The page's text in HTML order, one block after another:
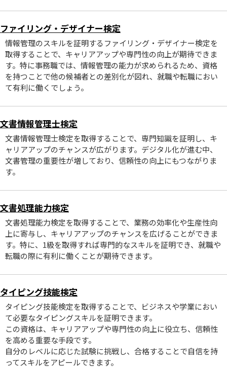
ファイリング・デザイナー検定
情報管理のスキルを証明するファイリング・デザイナー検定を
取得することで、キャリアアップや専門性の向上が期待できま
す。特に事務職では、情報管理の能力が求められるため、資格
を持つことで他の候補者との差別化が図れ、就職や転職におい
て有利に働くでしょう。
文書情報管理士検定
文書情報管理士検定を取得することで、専門知識を証明し、キ
ャリアアップのチャンスが広がります。デジタル化が進む中、
文書管理の重要性が増しており、信頼性の向上にもつながりま
す。
文書処理能力検定
文書処理能力検定を取得することで、業務の効率化や生産性向
上に寄与し、キャリアアップのチャンスを広げることができま
す。特に、1級を取得すれば専門的なスキルを証明でき、就職や
転職の際に有利に働くことが期待できます。
タイピング技能検定
タイピング技能検定を取得することで、ビジネスや学業におい
て必要なタイピングスキルを証明できます。
この資格は、キャリアアップや専門性の向上に役立ち、信頼性
を高める重要な手段です。
自分のレベルに応じた試験に挑戦し、合格することで自信を持
ってスキルをアピールできます。